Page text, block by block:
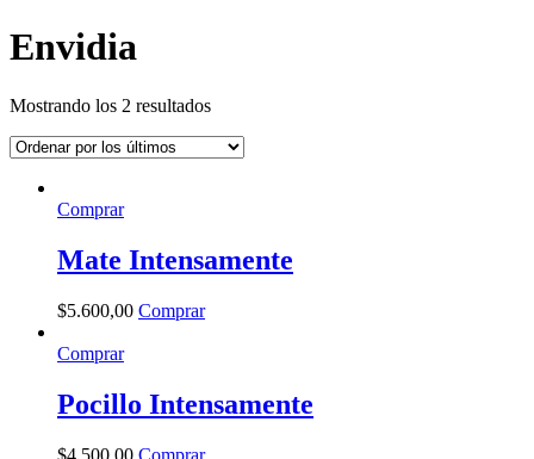
Envidia
Mostrando los 2 resultados
Comprar
Mate Intensamente
$5.600,00 Comprar
Comprar
Pocillo Intensamente
$4.500 00 Comprar